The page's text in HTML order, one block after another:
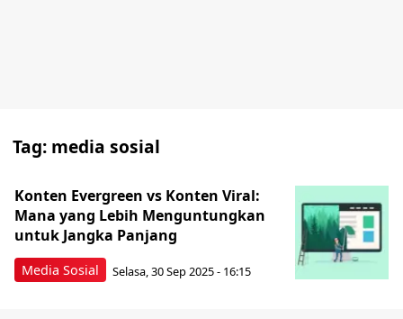
Tag: media sosial
Media Sosial
Konten Evergreen vs Konten Viral:
Mana yang Lebih Menguntungkan
untuk Jangka Panjang
Selasa, 30 Sep 2025 - 16:15